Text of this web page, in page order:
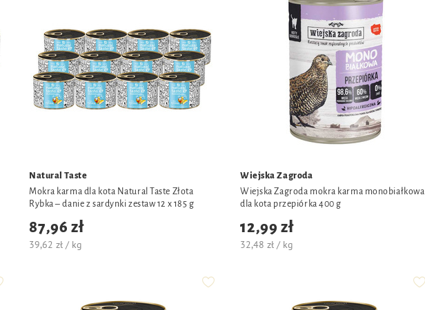
Natural Taste
Mokra karma dla kota Natural Taste Złota
Rybka – danie z sardynki zestaw 12 x 185 g
87,96 zł
39,62 zł / kg
Wiejska Zagroda
Wiejska Zagroda mokra karma monobiałkowa
dla kota przepiórka 400 g
12,99 zł
32,48 zł / kg